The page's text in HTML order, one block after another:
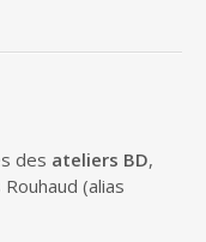
des ateliers BD,
(alias